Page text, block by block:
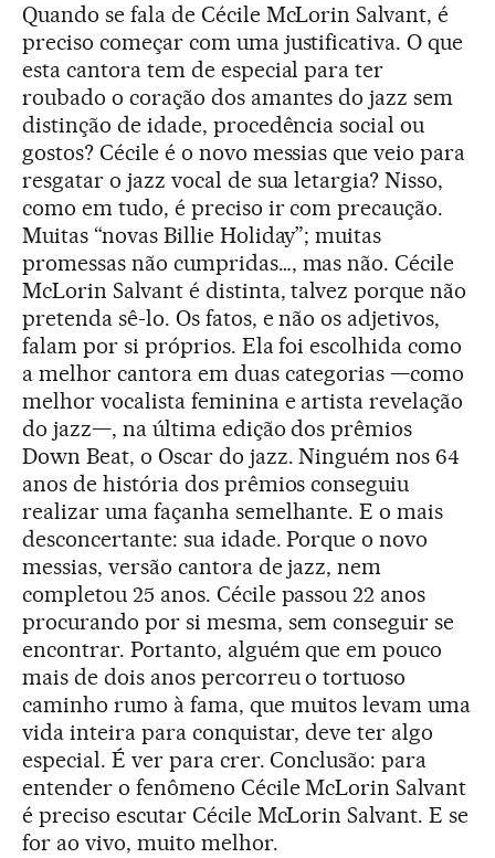
Quando se fala de Cécile McLorin Salvant, é
preciso começar com uma justificativa. O que
esta cantora tem de especial para ter
roubado o coração dos amantes do jazz sem
distinção de idade, procedência social ou
gostos? Cécile é o novo messias que veio para
resgatar o jazz vocal de sua letargia? Nisso,
como em tudo, é preciso ir com precaução.
Muitas “novas Billie Holiday”; muitas
promessas não cumpridas…, mas não. Cécile
McLorin Salvant é distinta, talvez porque não
pretenda sê-lo. Os fatos, e não os adjetivos,
falam por si próprios. Ela foi escolhida como
a melhor cantora em duas categorias —como
melhor vocalista feminina e artista revelação
do jazz—, na última edição dos prêmios
Down Beat, o Oscar do jazz. Ninguém nos 64
anos de história dos prêmios conseguiu
realizar uma façanha semelhante. E o mais
desconcertante: sua idade. Porque o novo
messias, versão cantora de jazz, nem
completou 25 anos. Cécile passou 22 anos
procurando por si mesma, sem conseguir se
encontrar. Portanto, alguém que em pouco
mais de dois anos percorreu o tortuoso
caminho rumo à fama, que muitos levam uma
vida inteira para conquistar, deve ter algo
especial. É ver para crer. Conclusão: para
entender o fenômeno Cécile McLorin Salvant
é preciso escutar Cécile McLorin Salvant. E se
for ao vivo, muito melhor.